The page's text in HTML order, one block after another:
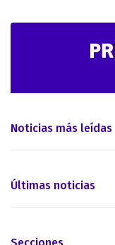
Noticias más leídas
Últimas noticias